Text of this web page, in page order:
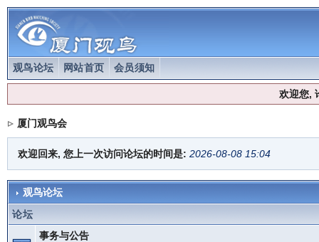
观鸟论坛 网站首页 会员须知
欢迎您,
厦门观鸟会
欢迎回来, 您上一次访问论坛的时间是: 2026-08-08 15:04
观鸟论坛
论坛
事务与公告